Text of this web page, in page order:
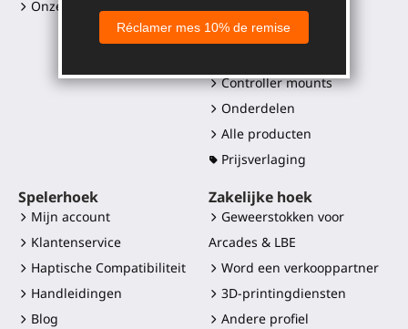
Onze retailers
SWINGiT Golf Club
Controller mounts
Onderdelen
Alle producten
Prijsverlaging
Spelerhoek
Mijn account
Klantenservice
Haptische Compatibiliteit
Handleidingen
Blog
Zakelijke hoek
Geweerstokken voor
Arcades & LBE
Word een verkooppartner
3D-printingdiensten
Andere profiel